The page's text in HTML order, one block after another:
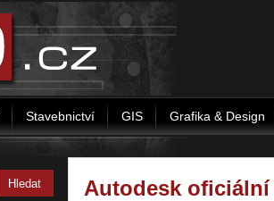
Stavebnictví GIS Grafika & Design
Autodesk